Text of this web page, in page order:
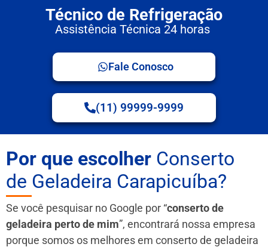
Técnico de Refrigeração
Assistência Técnica 24 horas
Fale Conosco
(11) 99999-9999
Por que escolher Conserto
de Geladeira Carapicuíba?
Se você pesquisar no Google por “conserto de
geladeira perto de mim”, encontrará nossa empresa
porque somos os melhores em conserto de geladeira